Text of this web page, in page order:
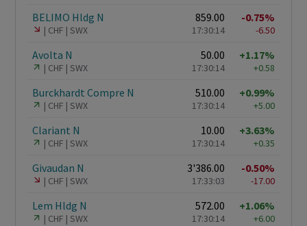
BELIMO Hldg N
CHF SWX
859.00
17:30:14
-0.75%
-6.50
Avolta N
CHF SWX
50.00
17:30:14
+1.17%
+0.58
Burckhardt Compre N
CHF SWX
510.00
17:30:14
+0.99%
+5.00
Clariant N
CHF SWX
10.00
17:30:14
+3.63%
+0.35
Givaudan N
CHF SWX
3'386.00
17:33:03
-0.50%
-17.00
Lem Hldg N
CHF SWX
572.00
17:30:14
+1.06%
+6.00